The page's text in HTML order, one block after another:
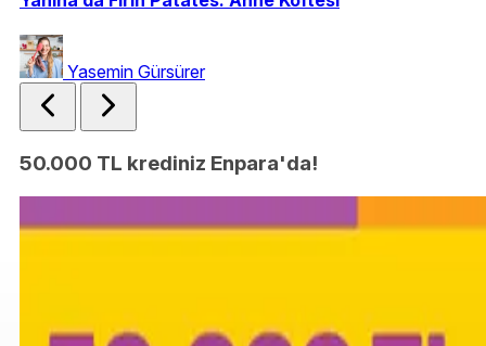
Yasemin Gürsürer
50.000 TL krediniz Enpara'da!